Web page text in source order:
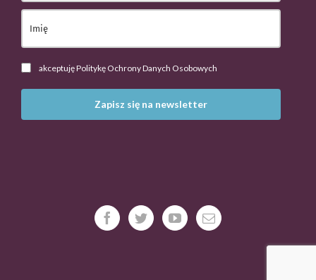
akceptuję Politykę Ochrony Danych Osobowych
Zapisz się na newsletter